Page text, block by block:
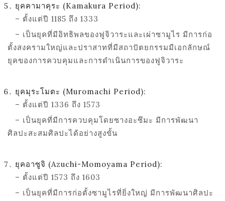
ยุคคามาคุระ (Kamakura Period):
– ตั้งแต่ปี 1185 ถึง 1333
– เป็นยุคที่มีอิทธิพลของฟูจิวาระและเผ่าซามูไร มีการก่อ
ตั้งสงครามใหญ่และปราสาทที่มีสถาปัตยกรรมมีเอกลักษณ์
ยุคของการควบคุมและการดำเนินการของฟูจิวาระ
ยุคมุระโมตะ (Muromachi Period):
– ตั้งแต่ปี 1336 ถึง 1573
– เป็นยุคที่มีการควบคุมโดยซางอะซึมะ มีการพัฒนา
ศิลปะสะสมศิลปะได้อย่างสูงขั้น
ยุคอาซูจิ (Azuchi-Momoyama Period):
– ตั้งแต่ปี 1573 ถึง 1603
– เป็นยุคที่มีการก่อตั้งซามูไรที่ยิ่งใหญ่ มีการพัฒนาศิลปะ